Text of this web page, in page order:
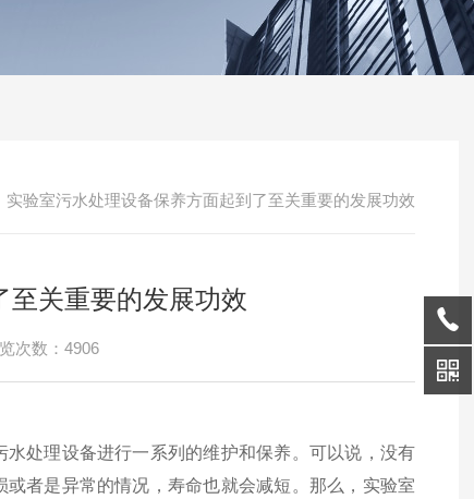
实验室污水处理设备保养方面起到了至关重要的发展功效
至关重要的发展功效
次数：4906
处理设备进行一系列的维护和保养。可以说，没有
者是异常的情况，寿命也就会减短。那么，实验室